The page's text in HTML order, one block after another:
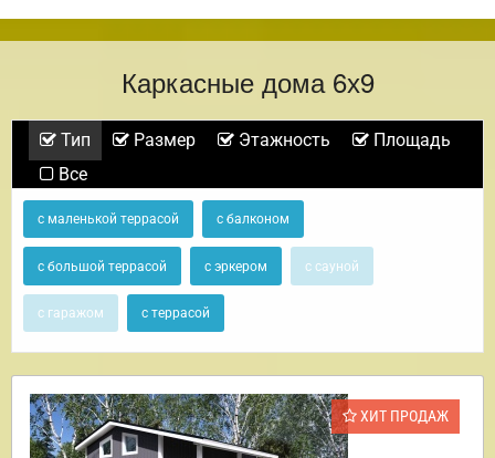
Каркасные дома 6х9
Тип Размер Этажность
Площадь
Все
с маленькой террасой с балконом
с большой террасой с эркером с сауной
с гаражом с террасой
ХИТ ПРОДАЖ